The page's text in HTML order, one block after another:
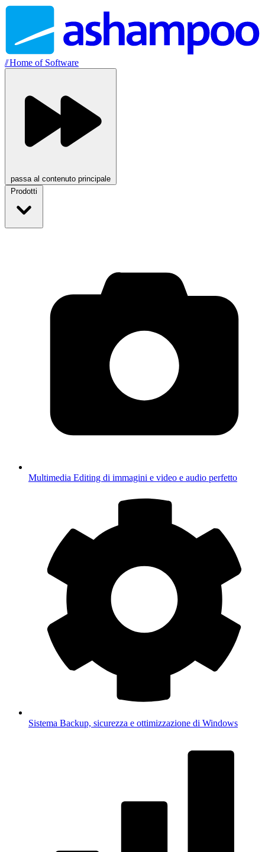
//Home of Software
passa al contenuto principale
Prodotti
Multimedia Editing di immagini e video e audio perfetto
Sistema Backup, sicurezza e ottimizzazione di Windows